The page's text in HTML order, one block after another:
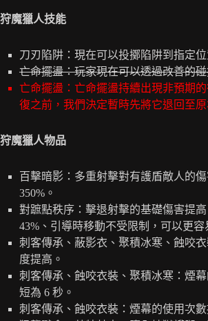
狩魔獵人技能
刀刃陷阱：現在可以投擲陷阱到指定位
亡命擺盪：玩家現在可以透過改善的
亡命擺盪：亡命擺盪持續出現非預期
復之前，我們決定暫時先將它退回至原
狩魔獵人物品
百擊暗影：多重射擊對有護盾敵人的傷
350%。
對蹠點秩序：擊退射擊的基礎傷害提
43%、引導時移動不受限制，可以更容
刺客傳承、蔽影衣、聚積冰寒、蝕咬
度提高。
刺客傳承、蝕咬衣裝、聚積冰寒：煙
短為 6 秒。
刺客傳承、蝕咬衣裝：煙幕的使用次數